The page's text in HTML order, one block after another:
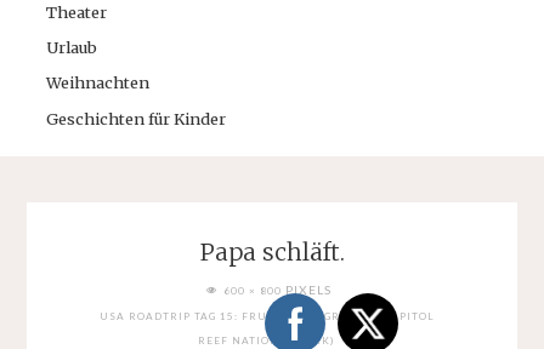
Theater
Urlaub
Weihnachten
Geschichten für Kinder
Papa schläft.
FULL600 × 800 PIXELS
USA ROADTRIP TAG 15: FRUITA CAMPGROUND (CAPITOL
REEF NATIONAL PARK)